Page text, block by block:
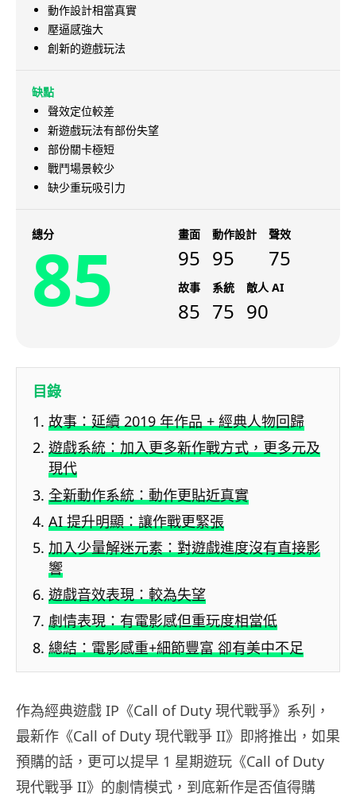
動作設計相當真實
壓逼感強大
創新的遊戲玩法
缺點
聲效定位較差
新遊戲玩法有部份失望
部份關卡極短
戰鬥場景較少
缺少重玩吸引力
總分
85 畫面
95
動作設計
95
聲效
75
故事
85
系統
75
敵人 AI
90
目錄
故事：延續 2019 年作品 + 經典人物回歸
遊戲系統：加入更多新作戰方式，更多元及
現代
全新動作系統：動作更貼近真實
AI 提升明顯：讓作戰更緊張
加入少量解迷元素：對遊戲進度沒有直接影
響
遊戲音效表現：較為失望
劇情表現：有電影感但重玩度相當低
總結：電影感重+細節豐富 卻有美中不足
作為經典遊戲 IP《Call of Duty 現代戰爭》系列，
最新作《Call of Duty 現代戰爭 II》即將推出，如果
預購的話，更可以提早 1 星期遊玩《Call of Duty
現代戰爭 II》的劇情模式，到底新作是否值得購